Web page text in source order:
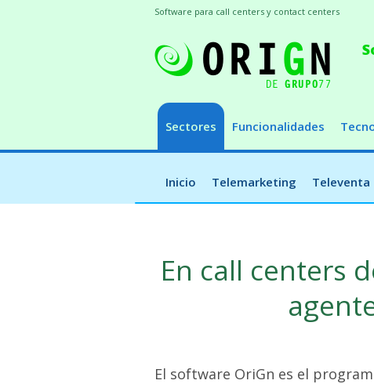
Sectores Funcionalidades
Inicio Telemarketing Televenta
Software para call centers y contact centers
En call centers
El software OriGn es el